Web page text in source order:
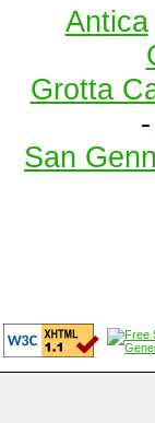
Antica
Grotta
-
San